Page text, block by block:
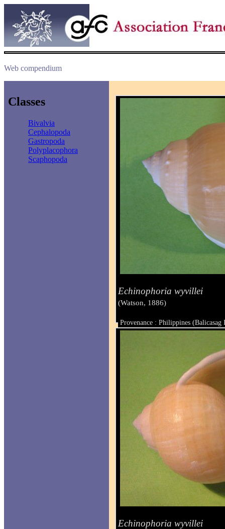
Web compendium
Classes
Bivalvia
Cephalopoda
Gastropoda
Polyplacophora
Scaphopoda
Echinophoria wyvillei
(Watson, 1886)
Provenance : Philippines (Balicasag
Taille : 104 mm
Echinophoria wyvillei